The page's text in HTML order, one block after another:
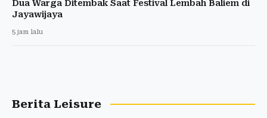
Dua Warga Ditembak Saat Festival Lembah Baliem di
Jayawijaya
5 jam lalu
Berita Leisure